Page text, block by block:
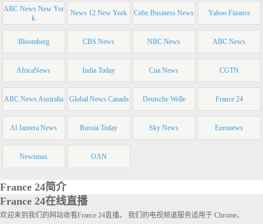
ABC News New Yor
k
News 12 New York Cnbc Business News Yahoo Finance
Bloomberg CBS News NBC News ABC News
AfricaNews India Today Cna News CGTN
ABC News Australia Global News Canada Deutsche Welle France 24
Al Jazeera News Russia Today Sky News Euronews
Newsmax OAN
France 24简介
France 24在线直播
欢迎来到我们的网站收看France 24直播。 我们的电视频道服务适用于 Chrome、